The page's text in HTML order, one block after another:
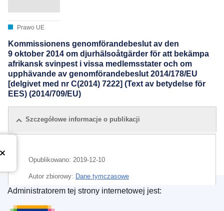
Prawo UE
Kommissionens genomförandebeslut av den
9 oktober 2014 om djurhälsoåtgärder för att bekämpa
afrikansk svinpest i vissa medlemsstater och om
upphävande av genomförandebeslut 2014/178/EU
[delgivet med nr C(2014) 7222] (Text av betydelse för
EES) (2014/709/EU)
Szczegółowe informacje o publikacji
Opublikowano: 2019-12-10
Autor zbiorowy: Dane tymczasowe
CELEX : 02014D0709-20191210
ELI :dec_impl/2014/709/2019-12-10
Urząd Publikacji Unii Europejskiej
Administratorem tej strony internetowej jest: